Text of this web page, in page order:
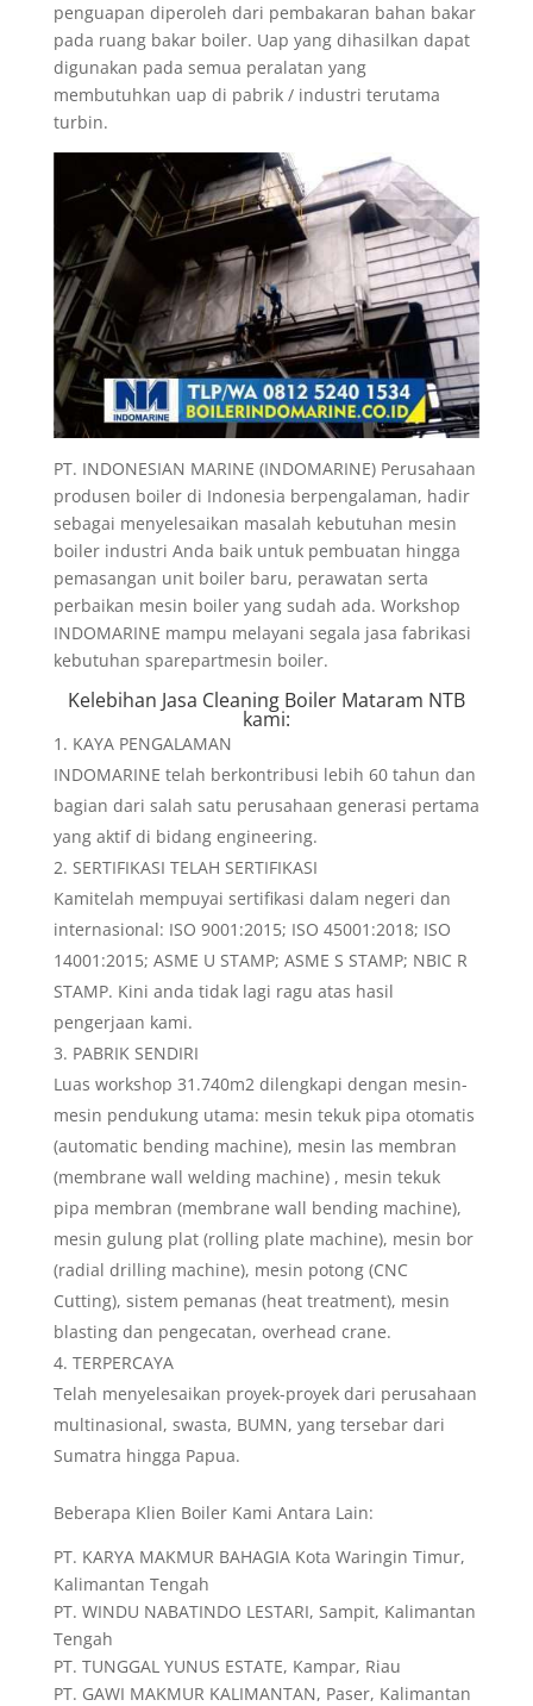
penguapan diperoleh dari pembakaran bahan bakar
pada ruang bakar boiler. Uap yang dihasilkan dapat
digunakan pada semua peralatan yang
membutuhkan uap di pabrik / industri terutama
turbin.
PT. INDONESIAN MARINE (INDOMARINE) Perusahaan
produsen boiler di Indonesia berpengalaman, hadir
sebagai menyelesaikan masalah kebutuhan mesin
boiler industri Anda baik untuk pembuatan hingga
pemasangan unit boiler baru, perawatan serta
perbaikan mesin boiler yang sudah ada. Workshop
INDOMARINE mampu melayani segala jasa fabrikasi
kebutuhan sparepartmesin boiler.
Kelebihan Jasa Cleaning Boiler Mataram NTB
kami:
KAYA PENGALAMAN
INDOMARINE telah berkontribusi lebih 60 tahun dan
bagian dari salah satu perusahaan generasi pertama
yang aktif di bidang engineering.
SERTIFIKASI TELAH SERTIFIKASI
Kamitelah mempuyai sertifikasi dalam negeri dan
internasional: ISO 9001:2015; ISO 45001:2018; ISO
14001:2015; ASME U STAMP; ASME S STAMP; NBIC R
STAMP. Kini anda tidak lagi ragu atas hasil
pengerjaan kami.
PABRIK SENDIRI
Luas workshop 31.740m2 dilengkapi dengan mesin-
mesin pendukung utama: mesin tekuk pipa otomatis
(automatic bending machine), mesin las membran
(membrane wall welding machine) , mesin tekuk
pipa membran (membrane wall bending machine),
mesin gulung plat (rolling plate machine), mesin bor
(radial drilling machine), mesin potong (CNC
Cutting), sistem pemanas (heat treatment), mesin
blasting dan pengecatan, overhead crane.
TERPERCAYA
Telah menyelesaikan proyek-proyek dari perusahaan
multinasional, swasta, BUMN, yang tersebar dari
Sumatra hingga Papua.
Beberapa Klien Boiler Kami Antara Lain:
PT. KARYA MAKMUR BAHAGIA Kota Waringin Timur,
Kalimantan Tengah
PT. WINDU NABATINDO LESTARI, Sampit, Kalimantan
Tengah
PT. TUNGGAL YUNUS ESTATE, Kampar, Riau
PT. GAWI MAKMUR KALIMANTAN, Paser, Kalimantan